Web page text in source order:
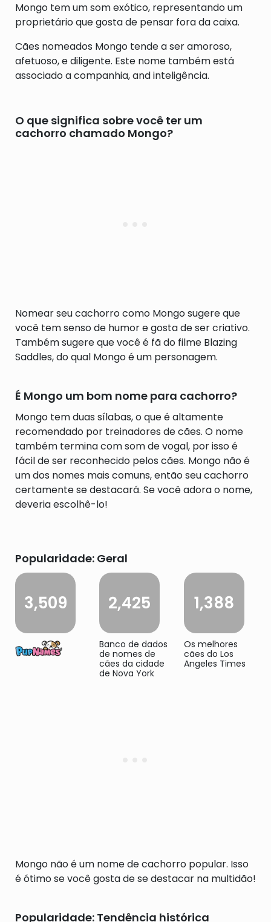
Mongo tem um som exótico, representando um
proprietário que gosta de pensar fora da caixa.
Cães nomeados Mongo tende a ser amoroso,
afetuoso, e diligente. Este nome também está
associado a companhia, and inteligência.
O que significa sobre você ter um
cachorro chamado Mongo?
Nomear seu cachorro como Mongo sugere que
você tem senso de humor e gosta de ser criativo.
Também sugere que você é fã do filme Blazing
Saddles, do qual Mongo é um personagem.
É Mongo um bom nome para cachorro?
Mongo tem duas sílabas, o que é altamente
recomendado por treinadores de cães. O nome
também termina com som de vogal, por isso é
fácil de ser reconhecido pelos cães. Mongo não é
um dos nomes mais comuns, então seu cachorro
certamente se destacará. Se você adora o nome,
deveria escolhê-lo!
Popularidade: Geral
3,509 2,425
Banco de dados
de nomes de
cães da cidade
de Nova York
1,388
Os melhores
cães do Los
Angeles Times
Mongo não é um nome de cachorro popular. Isso
é ótimo se você gosta de se destacar na multidão!
Popularidade: Tendência histórica